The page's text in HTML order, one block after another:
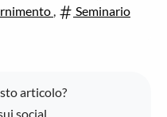
,
Seminario
articolo?
social